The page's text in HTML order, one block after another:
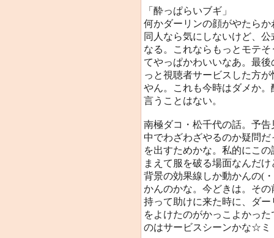
「酔っぱらいブギ」
何かダーリンの顔がやたら
同人なら気にしないけど、
なる。これならもっとモテ
てやっぱかわいいなあ。最
っと視聴者サービスした方
やん。これも今時はダメか
言うことはない。
南極ダコ・松千代の話。予
中でわざわざやるのか疑問
を出すためかな。私的にこ
まえて服を破る場面なんだ
背景の効果線しか動かんの(
かんのかな。今どきは。そ
持って助けに来た時に、ダ
をよけたのがかっこよかっ
のはサービスシーンかな☆ミ